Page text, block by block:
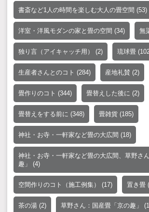
書斎など1人の時間を楽しむ大人の畳空間 (53)
洋室・洋風モダンの家と畳の空間 (34) 無
独り言（アイキャッチ用） (2) 琉球畳
生産者さんとのコト (284) 産地礼賛 (2)
畳作りのコト (344) 畳替えした後に (2)
畳替えをする前に (348) 畳雑貨 (185)
神社・お寺・一軒家など畳の大広間 (18)
神社・お寺・一軒家など畳の大広間、草野さ
趣」
(4)
空間作りのコト（施工例集） (17) 置き畳
茶の湯 (2) 草野さん：国産畳「京の趣」